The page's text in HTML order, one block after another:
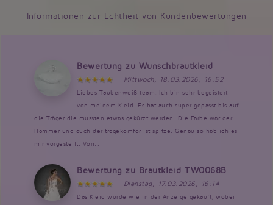
Informationen zur Echtheit von Kundenbewertungen
Bewertung zu Wunschbrautkleid
Mittwoch, 18.03.2026, 16:52
Liebes Taubenweiß team, Ich bin sehr begeistert
von meinem Kleid. Es hat auch super gepasst bis auf
die Träger die mussten etwas gekürzt werden. Die Farbe war der
Hammer und auch der tragekomfor ist spitze. Genau so hab ich es
mir vorgestellt. Von...
Bewertung zu Brautkleid TW0068B
Dienstag, 17.03.2026, 16:14
Das Kleid wurde wie in der Anzeige gekauft, wobei